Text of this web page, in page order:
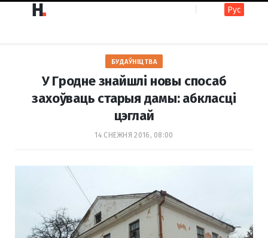
b
Рус
БУДАЎНІЦТВА
У Гродне знайшлі новы спосаб
захоўваць старыя дамы: абкласці
цэглай
14 СНЕЖНЯ 2016, 08:00